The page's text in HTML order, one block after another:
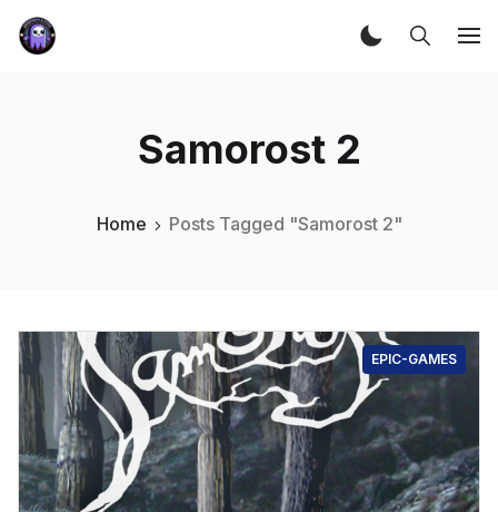
Samorost 2
Home Posts Tagged "Samorost 2"
EPIC-GAMES